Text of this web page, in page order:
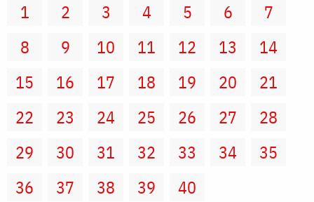
1 2 3 4 5 6
7
8
9 10 11 12 13
14
15
16 17 18 19 20
21
22
23 24 25 26 27
28
29
30 31 32 33 34
35
36
37 38 39 40